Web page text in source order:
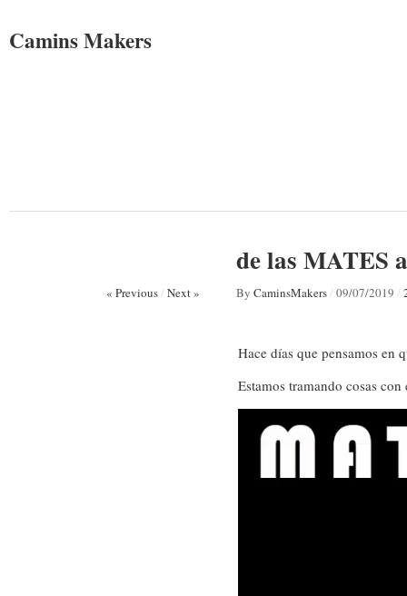
Camins Makers
de las MATES
« Previous/ Next » By CaminsMakers/ 09/07/2019 /
Hace días que pensamos en
Estamos tramando cosas